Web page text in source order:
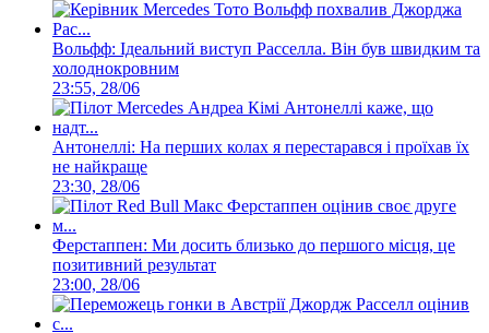
Вольфф: Ідеальний виступ Расселла. Він був швидким та
холоднокровним
23:55, 28/06
Антонеллі: На перших колах я перестарався і проїхав їх
не найкраще
23:30, 28/06
Ферстаппен: Ми досить близько до першого місця, це
позитивний результат
23:00, 28/06